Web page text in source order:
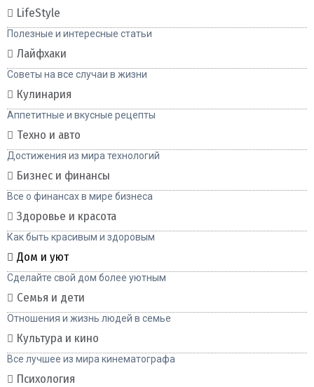
LifeStyle
Полезные и интересные статьи
Лайфхаки
Советы на все случаи в жизни
Кулинария
Аппетитные и вкусные рецепты
Техно и авто
Достижения из мира технологий
Бизнес и финансы
Все о финансах в мире бизнеса
Здоровье и красота
Как быть красивым и здоровым
Дом и уют
Сделайте свой дом более уютным
Семья и дети
Отношения и жизнь людей в семье
Культура и кино
Все лучшее из мира кинематографа
Психология